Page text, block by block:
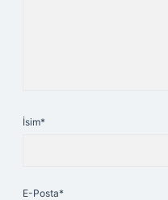
İsim*
E-Posta*